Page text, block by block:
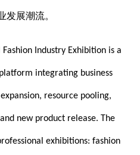
发展潮流。
Industry Exhibition is a
integrating business
resource pooling,
new product release. The
exhibitions: fashion